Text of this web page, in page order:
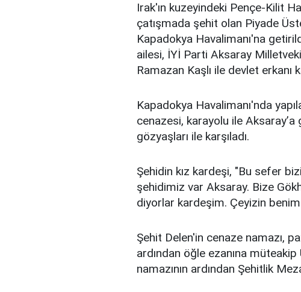
Irak'ın kuzeyindeki Pençe-Kilit
çatışmada şehit olan Piyade
Kapadokya Havalimanı'na
ailesi, İYİ Parti Aksaray
Ramazan Kaşlı ile devlet erkanı
Kapadokya Havalimanı'nda
cenazesi, karayolu ile
gözyaşları ile karşıladı.
Şehidin kız kardeşi, "Bu sefer
şehidimiz var Aksaray. Bize
diyorlar kardeşim. Çeyizin
Şehit Delen'in cenaze namazı,
ardından öğle ezanına
namazının ardından Şehitlik